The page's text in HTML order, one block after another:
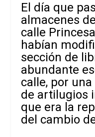
El día que
almacenes
calle
habían
sección de
abundante
calle, por
de artilugios
que era la
del cambio